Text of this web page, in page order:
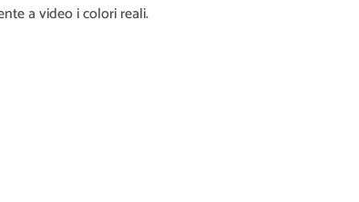
a video i colori reali.